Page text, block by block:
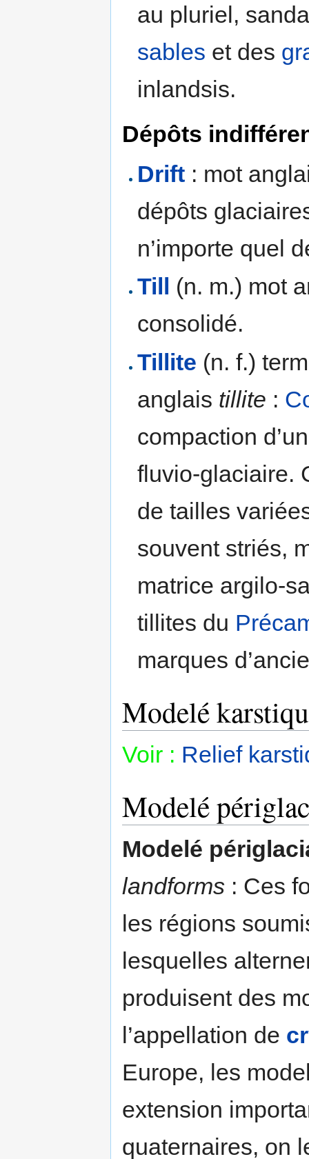
au pluriel,
sables et des
inlandsis.
Dépôts
Drift : mot
dépôts
n’importe quel
Till
(n. m.) mot
consolidé.
Tillite (n. f.)
anglais tillite :
compaction
fluvio-glaciaire.
de tailles
souvent striés,
matrice argilo-
tillites du
marques
Modelé
Voir : Relief
Modelé
Modelé
landforms : Ces
les régions
lesquelles
produisent des
l’appellation de
Europe, les
extension
quaternaires, on